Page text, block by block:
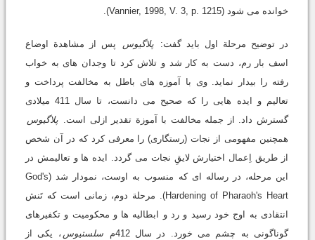
خوانده می شود (Vannier, 1998, V. 3, p. 1215).
در توضیح مرحلة اول باید گفت: پلاگیوس
پس از مشاهدة اوضاع
اسف بار رم، دست به کار شد و تلاش کرد تا وجدان های به خواب
رفته را بیدار نماید. وی با آموزه های باطل به مخالفت پرداخت و
تعالیم و ایده هایی را که صحیح می دانست، تا سال 411 میلادی
گسترش داد. از جمله مخالفت با آموزة تقدیر ازلی است. پلاگیوس
همچنین مفهومی از نجات (رستگاری) را معرفی کرد که در آن شخص
از طریق اِعمال اختیارش لایقِ نجات می گردد. ایده ها و تعالیمش در
این مرحله، در رساله ای که منسوب به اوست، نمودار شد (God's
Hardening of Pharaoh's Heart). مرحلة دوم، زمانی است که تَنش
انتقادی به اوج خود رسید و رد و ابطالیه ها و محکومیت و تکفیرهای
گوناگونی به چشم می خورد. در سال 412م
سلستیوس ، یکی از